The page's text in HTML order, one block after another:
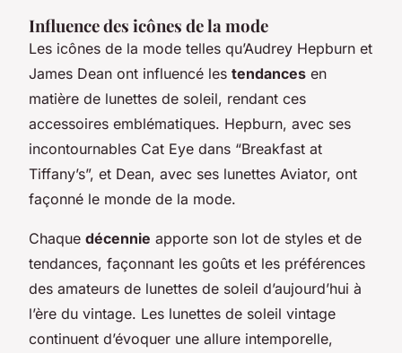
Influence des icônes de la mode
Les icônes de la mode telles qu’Audrey Hepburn et
James Dean ont influencé les tendances en
matière de lunettes de soleil, rendant ces
accessoires emblématiques. Hepburn, avec ses
incontournables Cat Eye dans “Breakfast at
Tiffany’s”, et Dean, avec ses lunettes Aviator, ont
façonné le monde de la mode.
Chaque décennie apporte son lot de styles et de
tendances, façonnant les goûts et les préférences
des amateurs de lunettes de soleil d’aujourd’hui à
l’ère du vintage. Les lunettes de soleil vintage
continuent d’évoquer une allure intemporelle,